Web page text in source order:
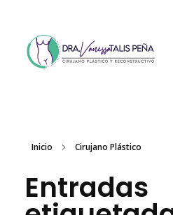
Inicio Cirujano Plástico
Entradas